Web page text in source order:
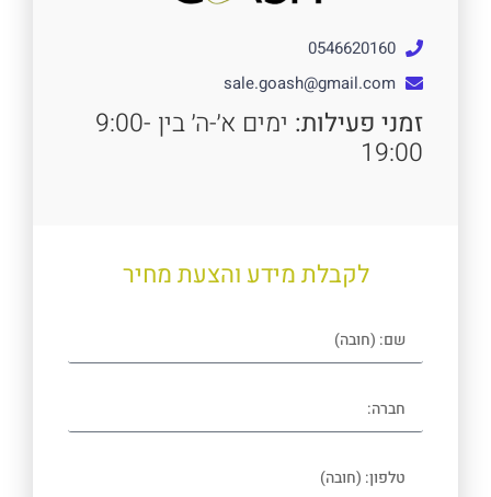
0546620160
sale.goash@gmail.com
זמני פעילות: ימים א׳-ה׳ בין 9:00-
19:00
לקבלת מידע והצעת מחיר